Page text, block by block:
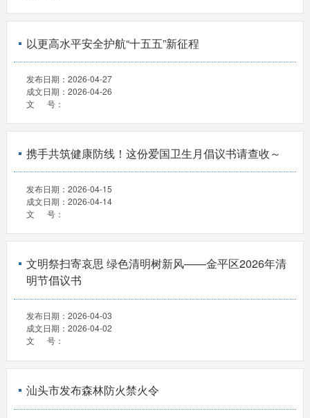
以更高水平安全护航“十五五”新征程
发布日期： 2026-04-27
成文日期： 2026-04-26
文 号：
携手共筑健康防线！这份爱国卫生月倡议书请查收～
发布日期： 2026-04-15
成文日期： 2026-04-14
文 号：
文明祭扫寄哀思 绿色清明树新风——金平区2026年清
明节倡议书
发布日期： 2026-04-03
成文日期： 2026-04-02
文 号：
汕头市发布森林防火禁火令